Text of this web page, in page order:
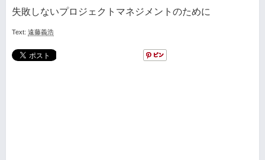
失敗しないプロジェクトマネジメントのために
Text: 遠藤義浩